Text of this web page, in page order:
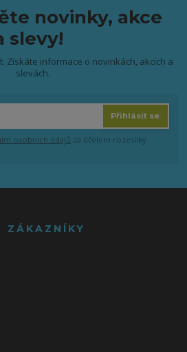
novinky, akce
slevy!
Získáte informace o novinkách, akcích a
slevách.
Přihlásit se
osobních údajů za účelem rozesílky
ZÁKAZNÍKY